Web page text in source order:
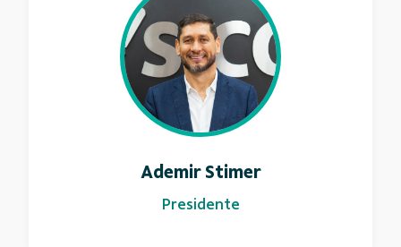
Ademir Stimer
Presidente